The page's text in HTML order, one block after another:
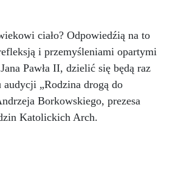
ciało? Odpowiedźią na to
i przemyśleniami opartymi
Pawła II, dzielić się będą raz
„Rodzina drogą do
Borkowskiego, prezesa
Katolickich Arch.